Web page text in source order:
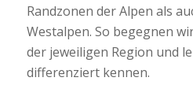
Randzonen der Alpen als
Westalpen. So begegnen
der jeweiligen Region und
differenziert kennen.